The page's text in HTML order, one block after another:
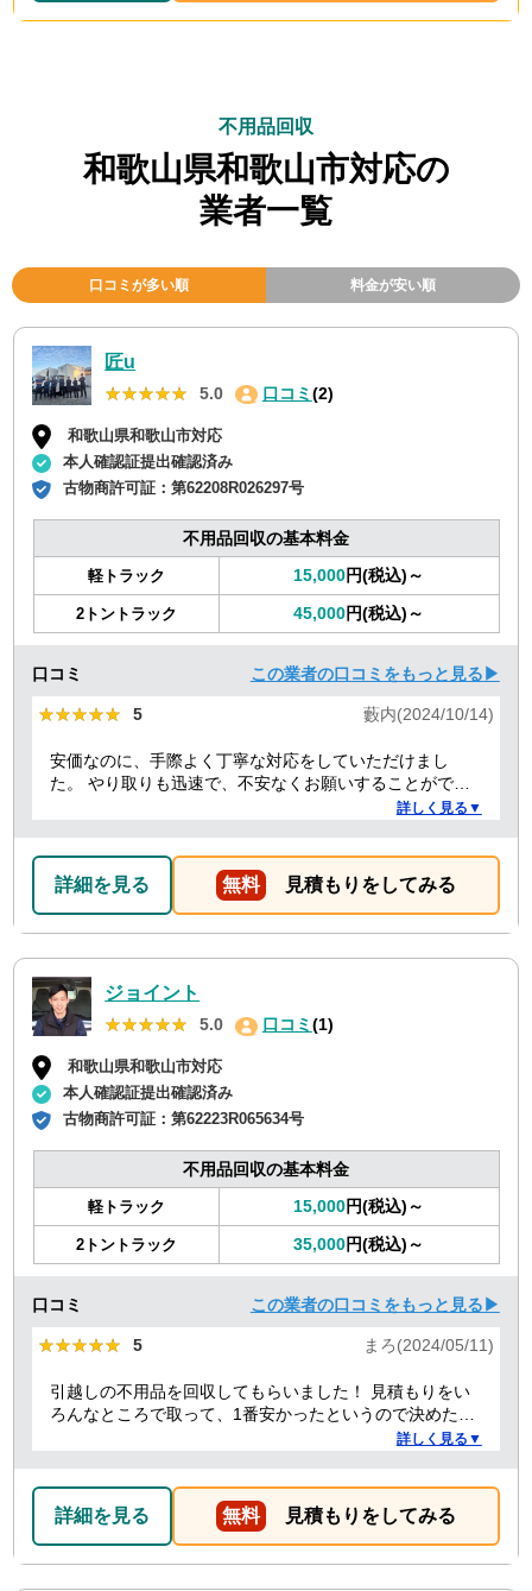
不用品回収
和歌山県和歌山市対応の
業者一覧
口コミが多い順 料金が安い順
匠u
★★★★★
★★★★★ 5.0 口コミ (2)
和歌山県和歌山市対応
本人確認証提出確認済み
古物商許可証：第62208R026297号
不用品回収の基本料金
軽トラック 15,000円(税込)～
2トントラック 45,000円(税込)～
口コミ この業者の口コミをもっと見る▶
★★★★★
★★★★★ 5 藪内(2024/10/14)
安価なのに、手際よく丁寧な対応をしていただけまし
た。 やり取りも迅速で、不安なくお願いすることができ
詳しく見る▼
詳細を見る 無料 見積もりをしてみる
ジョイント
★★★★★
★★★★★ 5.0 口コミ(1)
和歌山県和歌山市対応
本人確認証提出確認済み
古物商許可証：第62223R065634号
不用品回収の基本料金
軽トラック 15,000円(税込)～
2トントラック 35,000円(税込)～
口コミ この業者の口コミをもっと見る▶
★★★★★
★★★★★ 5 まろ(2024/05/11)
引越しの不用品を回収してもらいました！ 見積もりをい
ろんなところで取って、1番安かったというので決めたの
ですが、 対応や話し方も、丁寧で優しく、 作業自体も素
回収の時は料金しようと思いました！
詳しく見る▼
詳細を見る 無料 見積もりをしてみる